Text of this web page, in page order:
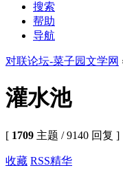
搜索
帮助
导航
对联论坛-菜子园文学网
灌水池
[ 1709 主题 / 9140 回复 ]
收藏 RSS精华